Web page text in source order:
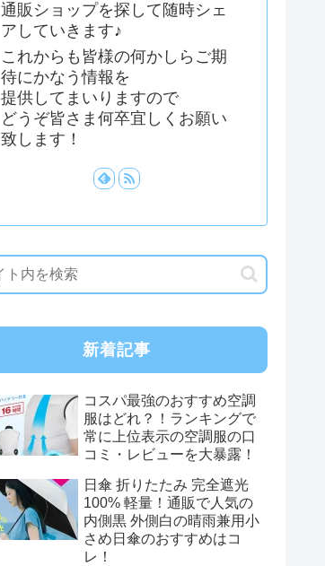
通販ショップを探して随時シェ
アしていきます♪
これからも皆様の何かしらご期
待にかなう情報を
提供してまいりますので
どうぞ皆さま何卒宜しくお願い
致します！
新着記事
コスパ最強のおすすめ空調
服はどれ？！ランキングで
常に上位表示の空調服の口
コミ・レビューを大暴露！
日傘 折りたたみ 完全遮光
100% 軽量！通販で人気の
内側黒 外側白の晴雨兼用小
さめ日傘のおすすめはコ
レ！